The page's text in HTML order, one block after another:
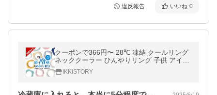
違反報告 いいね 0
クーポンで366円〜 28℃ 凍結 クールリング
ネッククーラー ひんやりリング 子供 アイス
ネックリング クールダウン 冷感リング 大人
首元 冷却 冷やす 暑さ対策
IKKISTORY